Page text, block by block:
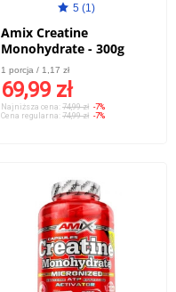
5 (1)
Amix Creatine
Monohydrate - 300g
1 porcja / 1,17 zł
69,99 zł
Najniższa cena: 74,99 zł -7%
Cena regularna: 74,99 zł -7%